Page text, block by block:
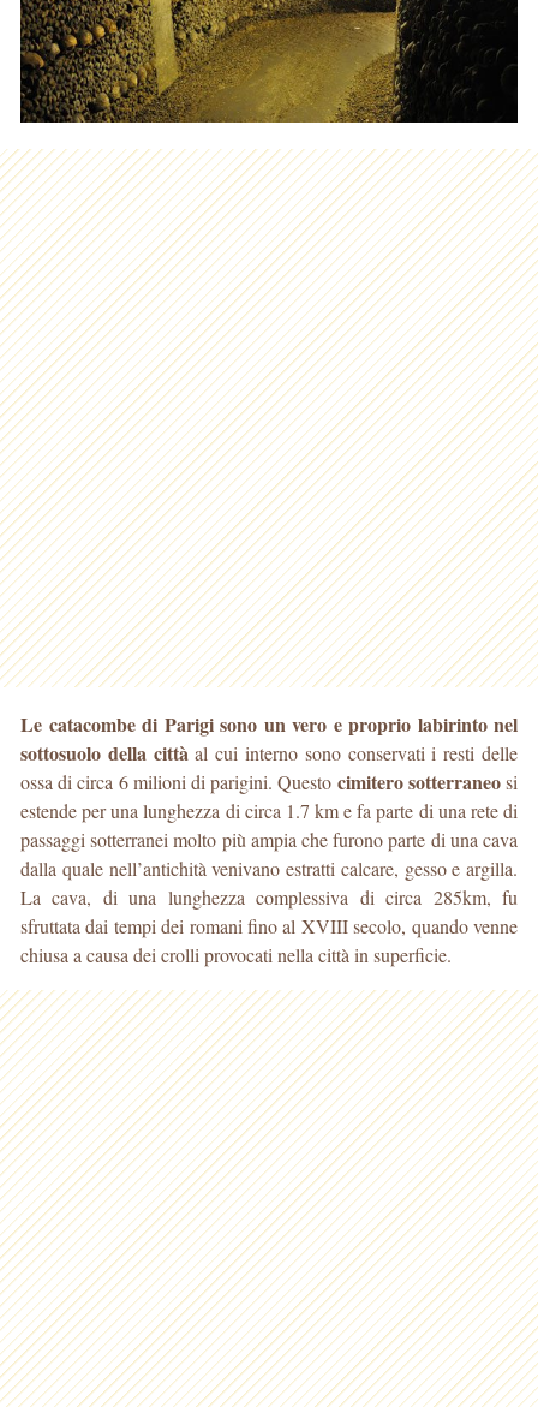
Le catacombe di Parigi sono un vero e proprio labirinto nel
sottosuolo della città al cui interno sono conservati i resti delle
ossa di circa 6 milioni di parigini. Questo cimiterosotterraneosi
estende per una lunghezza di circa 1.7 km e fa parte di una rete di
passaggi sotterranei molto più ampia che furono parte di una cava
dalla quale nell’antichità venivano estratti calcare, gesso e argilla.
La cava, di una lunghezza complessiva di circa 285km, fu
sfruttata dai tempi dei romani fino al XVIII secolo, quando venne
chiusa a causa dei crolli provocati nella città in superficie.